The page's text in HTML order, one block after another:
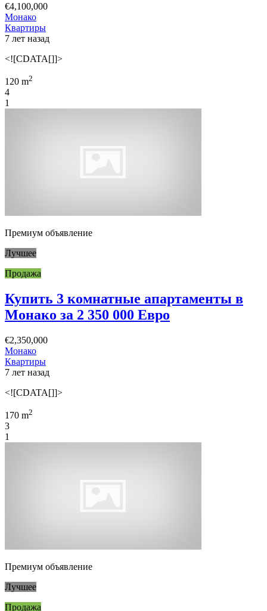
€4,100,000
Монако
Квартиры
7 лет назад
<![CDATA[]]>
120 m2
4
1
Премиум объявление
Лучшее
Продажа
Купить 3 комнатные апартаменты в
Монако за 2 350 000 Евро
€2,350,000
Монако
Квартиры
7 лет назад
<![CDATA[]]>
170 m2
3
1
Премиум объявление
Лучшее
Продажа